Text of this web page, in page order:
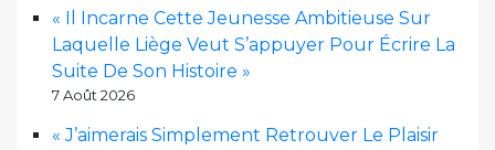
« Il Incarne Cette Jeunesse Ambitieuse Sur
Laquelle Liège Veut S’appuyer Pour Écrire La
Suite De Son Histoire »
7 Août 2026
« J’aimerais Simplement Retrouver Le Plaisir